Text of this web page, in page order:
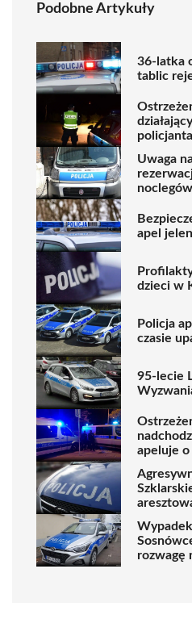
Podobne Artykuły
36-latka
tablic
Uwaga
noclegów
apel
dzieci w
Policja
czasie
95-lecie
apeluje
rozwagę